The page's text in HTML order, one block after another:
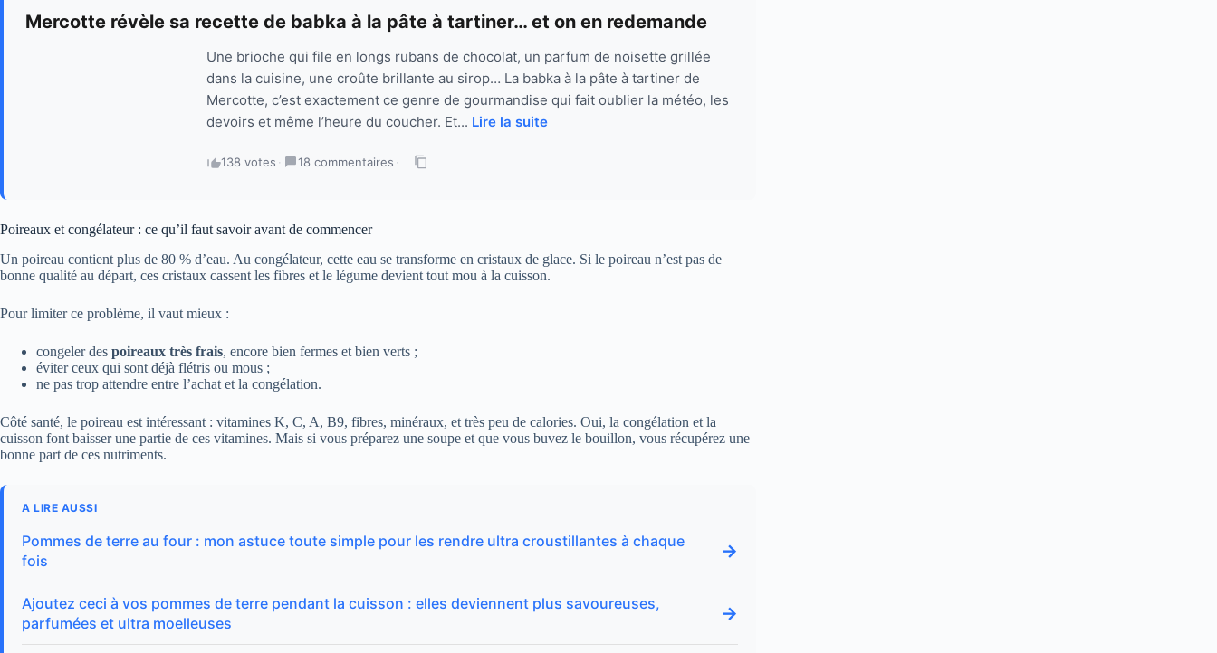
Mercotte révèle sa recette de babka à la pâte à tartiner… et on en redemande
Une brioche qui file en longs rubans de chocolat, un parfum de noisette grillée
dans la cuisine, une croûte brillante au sirop… La babka à la pâte à tartiner de
Mercotte, c’est exactement ce genre de gourmandise qui fait oublier la météo, les
devoirs et même l’heure du coucher. Et... Lire la suite
138 votes · 18 commentaires ·
Poireaux et congélateur : ce qu’il faut savoir avant de commencer
Un poireau contient plus de 80 % d’eau. Au congélateur, cette eau se transforme en cristaux de glace. Si le poireau n’est pas de
bonne qualité au départ, ces cristaux cassent les fibres et le légume devient tout mou à la cuisson.
Pour limiter ce problème, il vaut mieux :
congeler des poireaux très frais, encore bien fermes et bien verts ;
éviter ceux qui sont déjà flétris ou mous ;
ne pas trop attendre entre l’achat et la congélation.
Côté santé, le poireau est intéressant : vitamines K, C, A, B9, fibres, minéraux, et très peu de calories. Oui, la congélation et la
cuisson font baisser une partie de ces vitamines. Mais si vous préparez une soupe et que vous buvez le bouillon, vous récupérez une
bonne part de ces nutriments.
A LIRE AUSSI
Pommes de terre au four : mon astuce toute simple pour les rendre ultra croustillantes à chaque
fois
→
Ajoutez ceci à vos pommes de terre pendant la cuisson : elles deviennent plus savoureuses,
parfumées et ultra moelleuses
→